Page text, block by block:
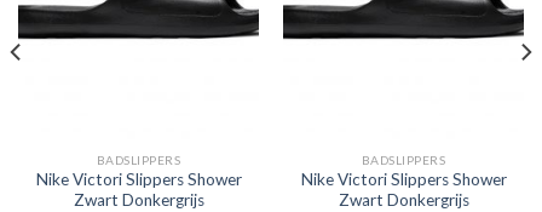
BADSLIPPERS
Nike Victori Slippers Shower
Zwart Donkergrijs
BADSLIPPERS
Nike Victori Slippers Shower
Zwart Donkergrijs